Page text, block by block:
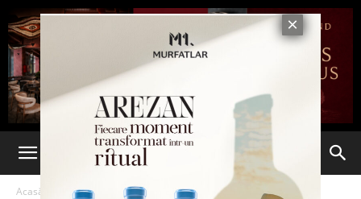
Acasă Panorama